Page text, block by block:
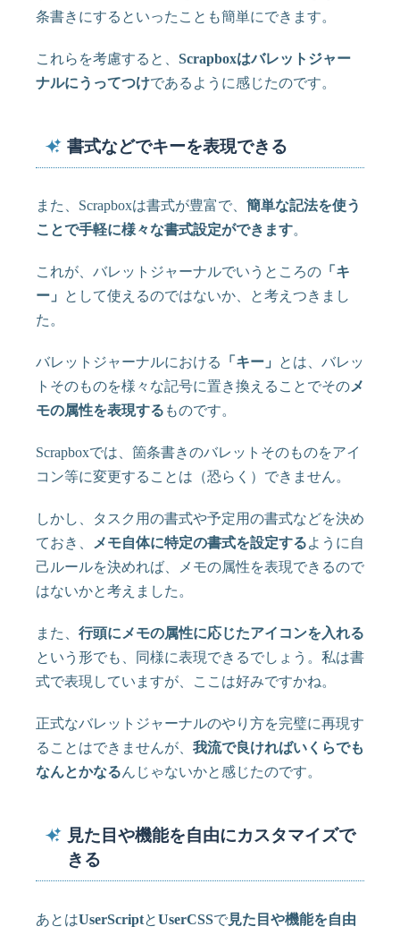
条書きにするといったことも簡単にできます。
これらを考慮すると、 Scrapboxはバレットジャー
ナルにうってつけであるように感じたのです。
書式などでキーを表現できる
また、Scrapboxは書式が豊富で、 簡単な記法を使う
ことで手軽に様々な書式設定ができます。
これが、バレットジャーナルでいうところの 「キ
ー」
として使えるのではないか、と考えつきまし
た。
バレットジャーナルにおける 「キー」
とは、バレッ
トそのものを様々な記号に置き換えることでそのメ
モの属性を表現する ものです。
Scrapboxでは、箇条書きのバレットそのものをアイ
コン等に変更することは（恐らく）できません。
しかし、タスク用の書式や予定用の書式などを決め
ておき、 メモ自体に特定の書式を設定するように自
己ルールを決めれば、メモの属性を表現できるので
はないかと考えました。
また、 行頭にメモの属性に応じたアイコンを入れる
という形でも、同様に表現できるでしょう。私は書
式で表現していますが、ここは好みですかね。
正式なバレットジャーナルのやり方を完璧に再現す
ることはできませんが、 我流で良ければいくらでも
なんとかなるんじゃないかと感じたのです。
見た目や機能を自由にカスタマイズで
きる
あとはUserScriptとUserCSSで見た目や機能を自由